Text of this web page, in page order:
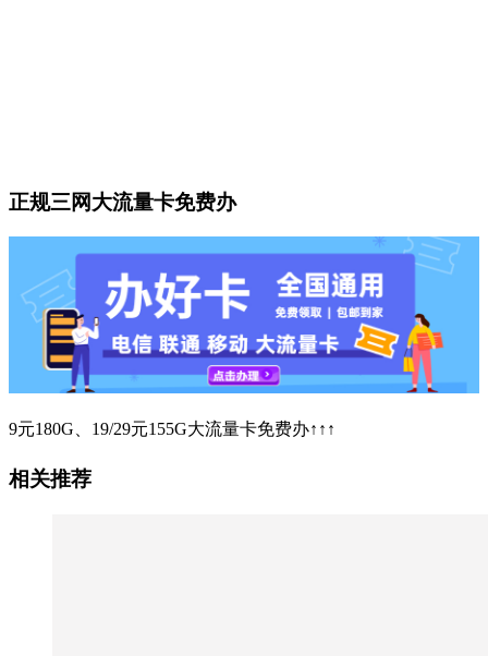
正规三网大流量卡免费办
9元180G、19/29元155G大流量卡免费办↑↑↑
相关推荐